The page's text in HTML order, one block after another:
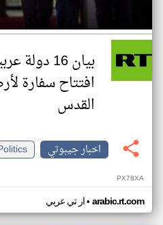
بيان 16
افتتاح سفارة
القدس
اخبار جيبوتي
PX78XA
ار تي عربي• arabic.rt.com